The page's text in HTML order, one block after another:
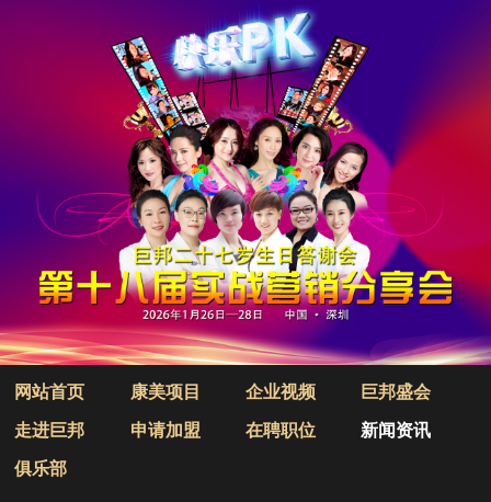
网站首页 康美项目 企业视频 巨邦盛会
走进巨邦 申请加盟 在聘职位 新闻资讯
俱乐部